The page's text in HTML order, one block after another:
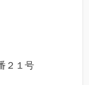
２１号